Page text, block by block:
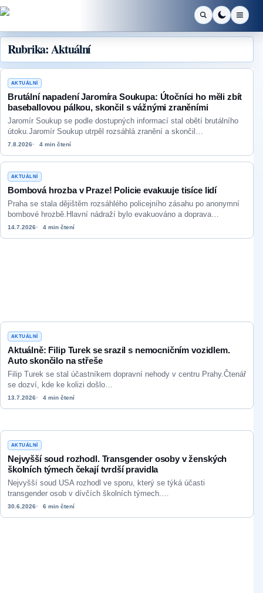
Přejít k obsahu
Rubrika:Aktuální
AKTUÁLNÍ
Brutální napadení Jaromíra Soukupa: Útočníci ho měli zbít
baseballovou pálkou, skončil s vážnými zraněními
Jaromír Soukup se podle dostupných informací stal obětí brutálního
útoku.Jaromír Soukup utrpěl rozsáhlá zranění a skončil…
7.8.2026 4 min čtení
AKTUÁLNÍ
Bombová hrozba v Praze! Policie evakuuje tisíce lidí
Praha se stala dějištěm rozsáhlého policejního zásahu po anonymní
bombové hrozbě.Hlavní nádraží bylo evakuováno a doprava…
14.7.2026 4 min čtení
AKTUÁLNÍ
Aktuálně: Filip Turek se srazil s nemocničním vozidlem.
Auto skončilo na střeše
Filip Turek se stal účastníkem dopravní nehody v centru Prahy.Čtenář
se dozví, kde ke kolizi došlo…
13.7.2026 4 min čtení
AKTUÁLNÍ
Nejvyšší soud rozhodl. Transgender osoby v ženských
školních týmech čekají tvrdší pravidla
Nejvyšší soud USA rozhodl ve sporu, který se týká účasti
transgender osob v dívčích školních týmech.…
30.6.2026 6 min čtení